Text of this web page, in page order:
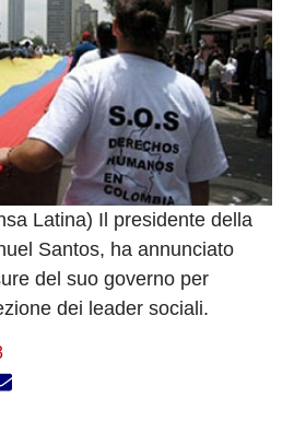
Latina) Il presidente della
Santos, ha annunciato
del suo governo per
dei leader sociali.